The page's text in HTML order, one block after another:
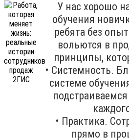
У нас хорошо
обучения
ребята без
вольются в
принципы,
• Системность.
системе
• Практика.
прямо в